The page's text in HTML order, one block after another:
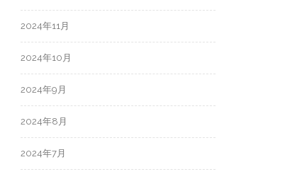
2024年11月
2024年10月
2024年9月
2024年8月
2024年7月